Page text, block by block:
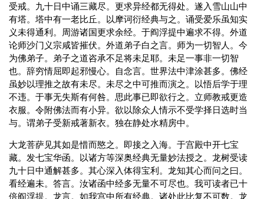
受戒。九十日中诵三藏尽。更求异经都无得处。遂入雪山山中
有塔。塔中有一老比丘。以摩诃衍经典与之。诵受爱乐虽知实
义未得通利。周游诸国更求余经。于阎浮提中遍求不得。外道
论师沙门义宗咸皆摧伏。外道弟子白之言。师为一切智人。今
为佛弟子。弟子之道咨承不足将未足耶。未足一事非一切智
也。辞穷情屈即起邪慢心。自念言。世界法中津涂甚多。佛经
虽妙以理推之故有未尽。未尽之中可推而演之。以悟后学于理
不违。于事无失斯有何咎。思此事已即欲行之。立师教戒更造
衣服。令附佛法而有小异。欲以除众人情示不受学择日选时当
与。谓弟子受新戒著新衣。独在静处水精房中。
大龙菩萨见其如是惜而愍之。即接之入海。于宫殿中开七宝
藏。发七宝华函。以诸方等深奥经典无量妙法授之。龙树受读
九十日中通解甚多。其心深入体得宝利。龙知其心而问之曰。
看经遍未。答言。汝诸函中经多无量不可尽也。我可读者已十
倍阎浮提。龙言。如我宫中所有经典。诸处此比复不可数。龙